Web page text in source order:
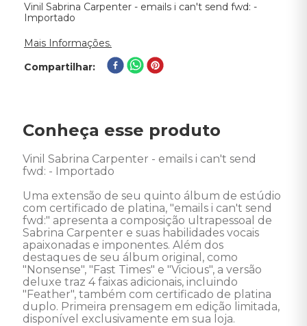
Vinil Sabrina Carpenter - emails i can't send fwd: -
Importado
Mais Informações.
Compartilhar
Conheça esse produto
Vinil Sabrina Carpenter - emails i can't send
fwd: - Importado
Uma extensão de seu quinto álbum de estúdio
com certificado de platina, "emails i can't send
fwd:" apresenta a composição ultrapessoal de
Sabrina Carpenter e suas habilidades vocais
apaixonadas e imponentes. Além dos
destaques de seu álbum original, como
"Nonsense", "Fast Times" e "Vicious", a versão
deluxe traz 4 faixas adicionais, incluindo
"Feather", também com certificado de platina
duplo. Primeira prensagem em edição limitada,
disponível exclusivamente em sua loja.